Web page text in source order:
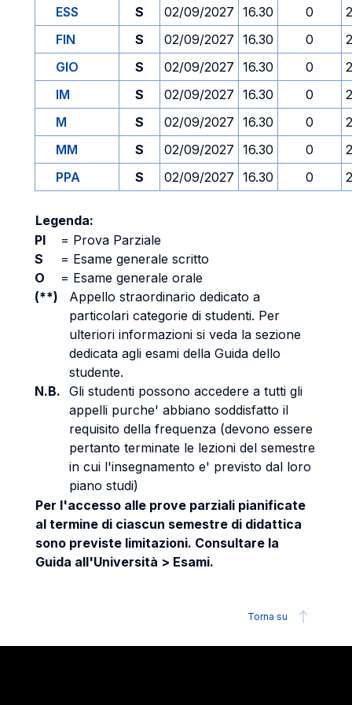
ESS S 02/09/2027 16.30 0
FIN
S 02/09/2027 16.30 0
GIO
S 02/09/2027 16.30 0
IM
S 02/09/2027 16.30 0
M
S 02/09/2027 16.30 0
MM
S 02/09/2027 16.30 0
PPA
S 02/09/2027 16.30 0
Legenda:
PI
= Prova Parziale
S
= Esame generale scritto
O
= Esame generale orale
(**)
Appello straordinario dedicato a
particolari categorie di studenti. Per
ulteriori informazioni si veda la sezione
dedicata agli esami della Guida dello
studente.
N.B. Gli studenti possono accedere a tutti gli
appelli purche' abbiano soddisfatto il
requisito della frequenza (devono essere
pertanto terminate le lezioni del semestre
in cui l'insegnamento e' previsto dal loro
piano studi)
Per l'accesso alle prove parziali pianificate
al termine di ciascun semestre di didattica
sono previste limitazioni. Consultare la
Guida all'Università > Esami.
Torna su